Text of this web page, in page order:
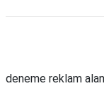
deneme reklam